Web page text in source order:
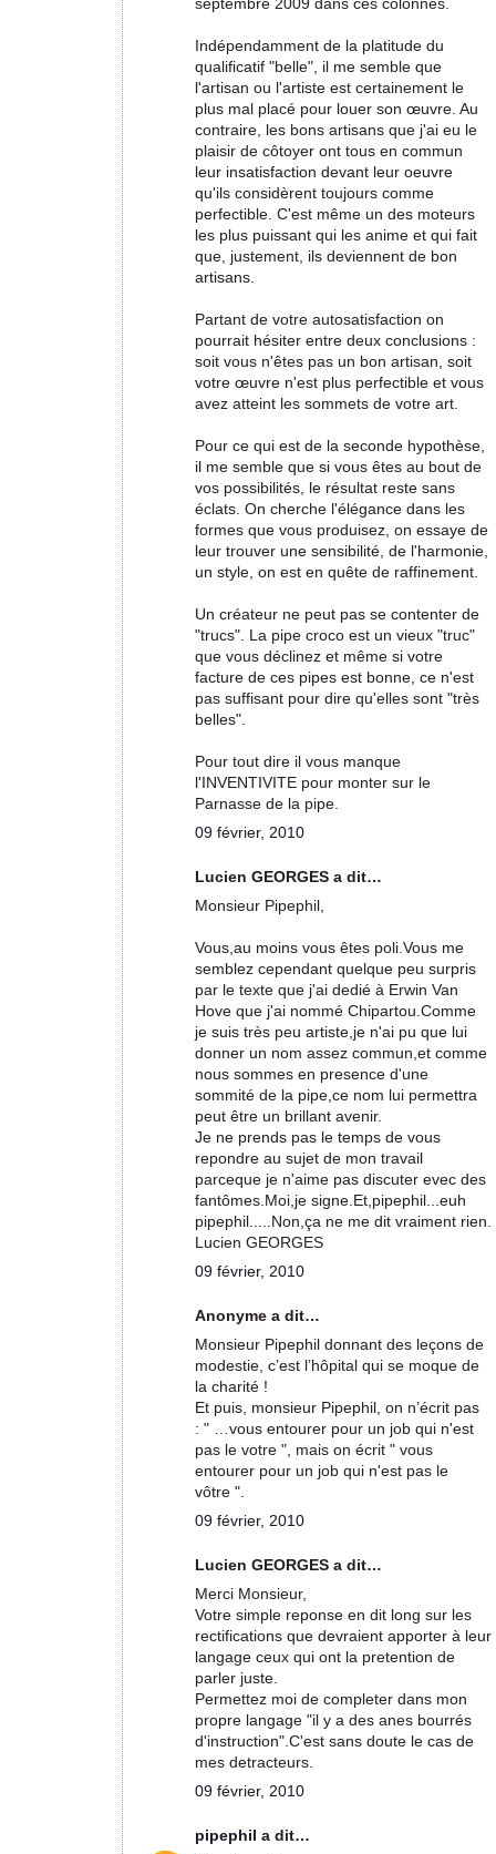
septembre 2009 dans ces colonnes.
Indépendamment de la platitude du
qualificatif "belle", il me semble que
l'artisan ou l'artiste est certainement le
plus mal placé pour louer son œuvre. Au
contraire, les bons artisans que j'ai eu le
plaisir de côtoyer ont tous en commun
leur insatisfaction devant leur oeuvre
qu'ils considèrent toujours comme
perfectible. C'est même un des moteurs
les plus puissant qui les anime et qui fait
que, justement, ils deviennent de bon
artisans.
Partant de votre autosatisfaction on
pourrait hésiter entre deux conclusions :
soit vous n'êtes pas un bon artisan, soit
votre œuvre n'est plus perfectible et vous
avez atteint les sommets de votre art.
Pour ce qui est de la seconde hypothèse,
il me semble que si vous êtes au bout de
vos possibilités, le résultat reste sans
éclats. On cherche l'élégance dans les
formes que vous produisez, on essaye de
leur trouver une sensibilité, de l'harmonie,
un style, on est en quête de raffinement.
Un créateur ne peut pas se contenter de
"trucs". La pipe croco est un vieux "truc"
que vous déclinez et même si votre
facture de ces pipes est bonne, ce n'est
pas suffisant pour dire qu'elles sont "très
belles".
Pour tout dire il vous manque
l'INVENTIVITE pour monter sur le
Parnasse de la pipe.
09 février, 2010
Lucien GEORGES a dit…
Monsieur Pipephil,
Vous,au moins vous êtes poli.Vous me
semblez cependant quelque peu surpris
par le texte que j'ai dedié à Erwin Van
Hove que j'ai nommé Chipartou.Comme
je suis très peu artiste,je n'ai pu que lui
donner un nom assez commun,et comme
nous sommes en presence d'une
sommité de la pipe,ce nom lui permettra
peut être un brillant avenir.
Je ne prends pas le temps de vous
repondre au sujet de mon travail
parceque je n'aime pas discuter evec des
fantômes.Moi,je signe.Et,pipephil...euh
pipephil.....Non,ça ne me dit vraiment rien.
Lucien GEORGES
09 février, 2010
Anonyme a dit…
Monsieur Pipephil donnant des leçons de
modestie, c’est l’hôpital qui se moque de
la charité !
Et puis, monsieur Pipephil, on n’écrit pas
: " …vous entourer pour un job qui n'est
pas le votre ", mais on écrit " vous
entourer pour un job qui n'est pas le
vôtre ".
09 février, 2010
Lucien GEORGES a dit…
Merci Monsieur,
Votre simple reponse en dit long sur les
rectifications que devraient apporter à leur
langage ceux qui ont la pretention de
parler juste.
Permettez moi de completer dans mon
propre langage "il y a des anes bourrés
d'instruction".C'est sans doute le cas de
mes detracteurs.
09 février, 2010
pipephil a dit…